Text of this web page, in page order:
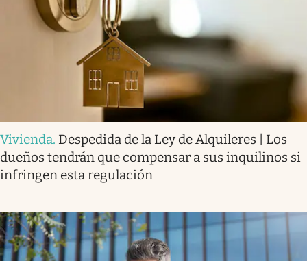
Vivienda. Despedida de la Ley de Alquileres | Los
dueños tendrán que compensar a sus inquilinos si
infringen esta regulación